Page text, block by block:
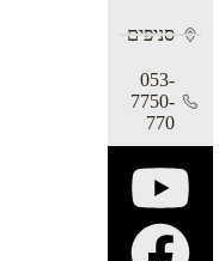
סניפים
053-
7750-
770